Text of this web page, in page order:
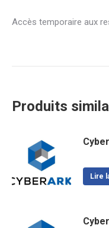
Accès temporaire aux
Produits
Lire